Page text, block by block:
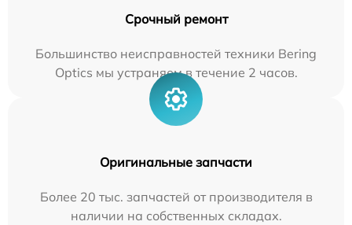
Срочный ремонт
Большинство неисправностей техники Bering
Optics мы устраняем в течение 2 часов.
Оригинальные запчасти
Более 20 тыс. запчастей от производителя в
наличии на собственных складах.